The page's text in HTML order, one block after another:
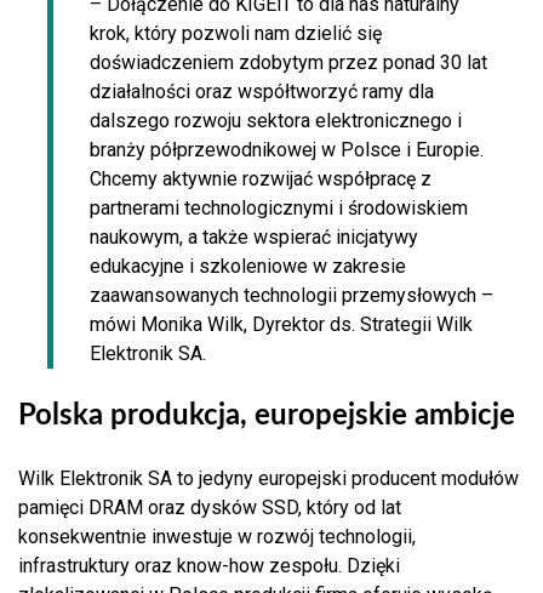
krok, który pozwoli nam dzielić się
doświadczeniem zdobytym przez ponad 30 lat
działalności oraz współtworzyć ramy dla
dalszego rozwoju sektora elektronicznego i
branży półprzewodnikowej w Polsce i Europie.
Chcemy aktywnie rozwijać współpracę z
partnerami technologicznymi i środowiskiem
naukowym, a także wspierać inicjatywy
edukacyjne i szkoleniowe w zakresie
zaawansowanych technologii przemysłowych –
mówi Monika Wilk, Dyrektor ds. Strategii Wilk
Elektronik SA.
Polska produkcja, europejskie ambicje
Wilk Elektronik SA to jedyny europejski producent modułów
pamięci DRAM oraz dysków SSD, który od lat
konsekwentnie inwestuje w rozwój technologii,
infrastruktury oraz know-how zespołu. Dzięki